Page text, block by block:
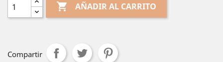
 AÑADIR AL CARRITO
Compartir